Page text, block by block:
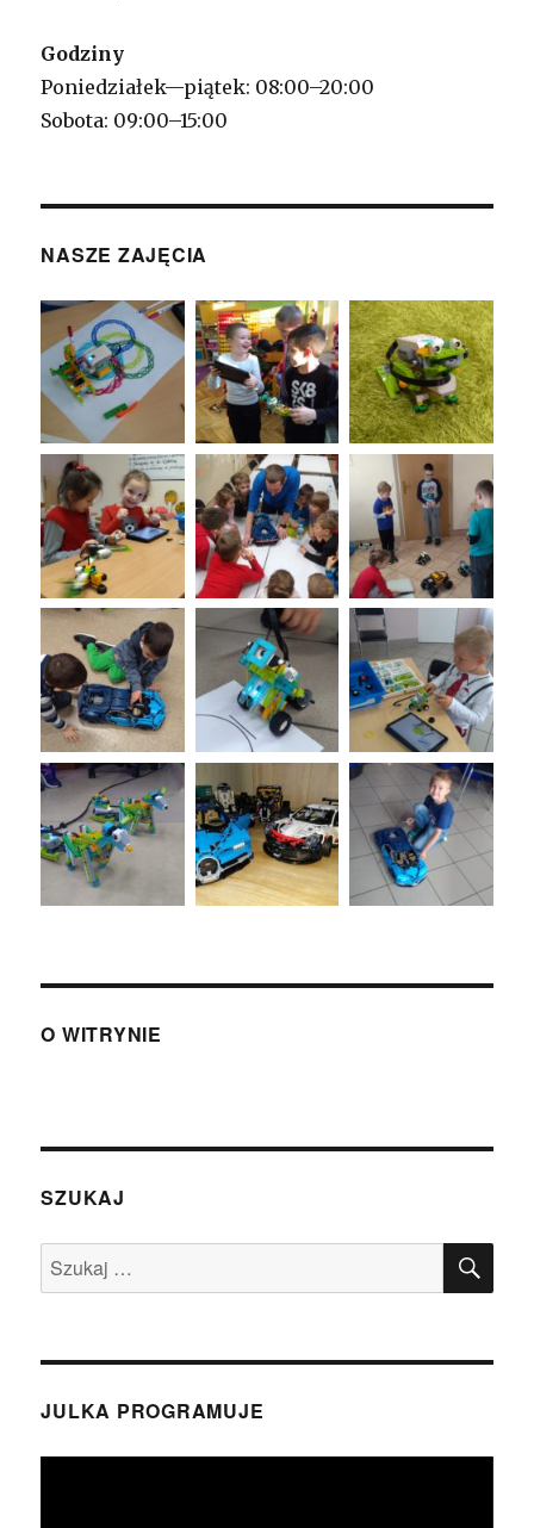
Godziny
Poniedziałek—piątek: 08:00–20:00
Sobota: 09:00–15:00
NASZE ZAJĘCIA
O WITRYNIE
SZUKAJ
Szukaj:
JULKA PROGRAMUJE